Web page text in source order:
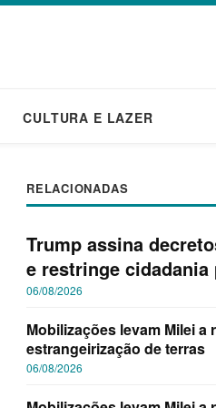
CULTURA E LAZER
RELACIONADAS
Trump assina
e restringe
06/08/2026
Mobilizações levam Milei a
estrangeirização de terras
06/08/2026